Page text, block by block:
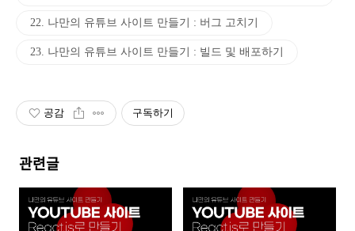
22. 나만의 유튜브 사이트 만들기 : 버그 고치기
23. 나만의 유튜브 사이트 만들기 : 빌드 및 배포하기
공감 구독하기
관련글